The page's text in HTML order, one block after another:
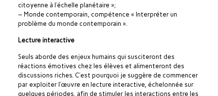
citoyenne à l’échelle planétaire »;
– Monde contemporain, compétence « Interpréter un
problème du monde contemporain ».
Lecture interactive
Seuls aborde des enjeux humains qui susciteront des
réactions émotives chez les élèves et alimenteront des
discussions riches. C’est pourquoi je suggère de commencer
par exploiter l’œuvre en lecture interactive, échelonnée sur
quelques périodes, afin de stimuler les interactions entre les